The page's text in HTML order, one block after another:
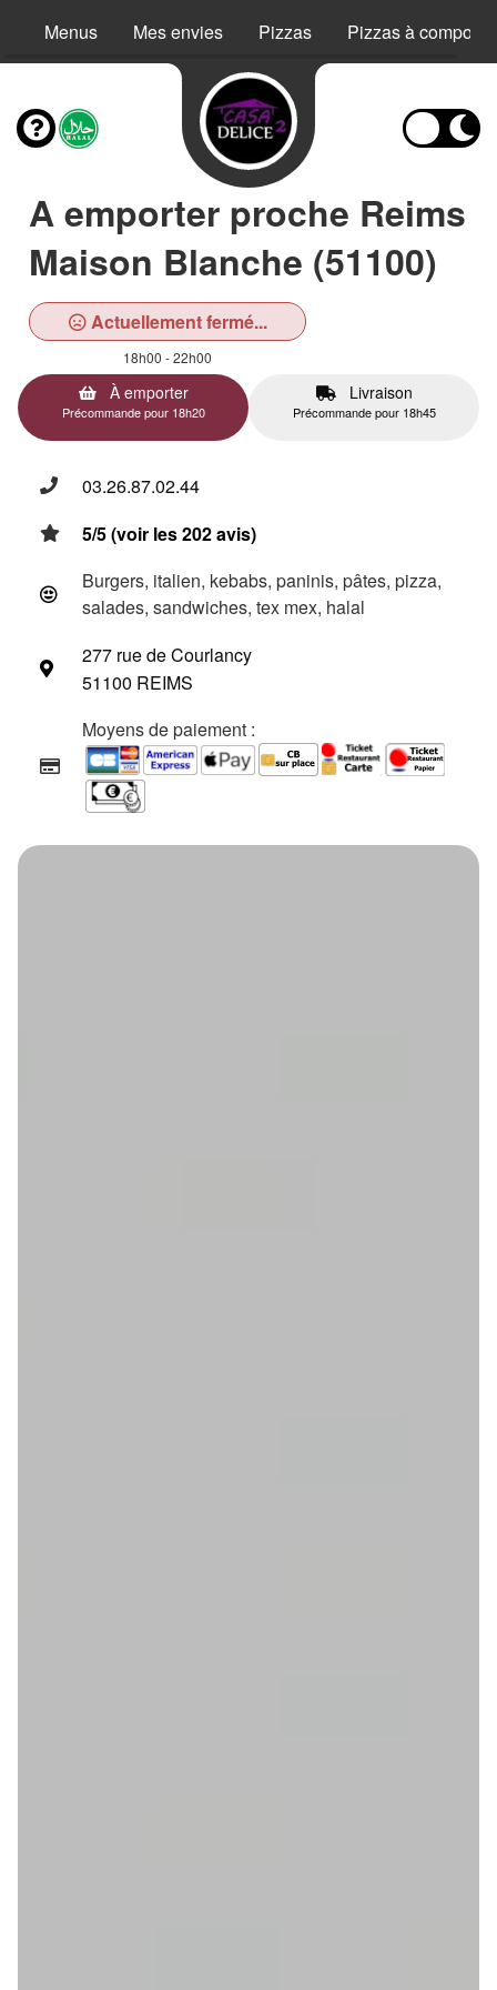
Menus Mes envies Pizzas Pizzas à composer
A emporter proche Reims
Maison Blanche (51100)
Actuellement fermé...
18h00 - 22h00
À emporter
Précommande pour 18h20
Livraison
Précommande pour 18h45
03.26.87.02.44
5/5 (voir les 202 avis)
Burgers, italien, kebabs, paninis, pâtes, pizza,
salades, sandwiches, tex mex, halal
277 rue de Courlancy
51100 REIMS
Moyens de paiement :